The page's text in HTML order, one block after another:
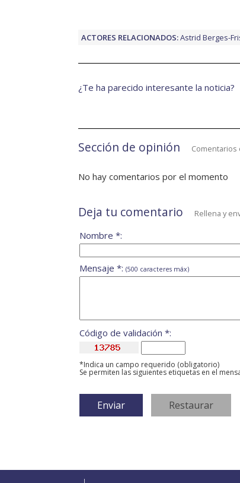
ACTORES RELACIONADOS:Astrid Berges-
¿Te ha parecido interesante la noticia?
Sección de opinión
No hay comentarios por el momento
Deja tu comentario Rellena y
Nombre *:
Mensaje *: (500 caracteres máx)
Código de validación *:
*Indica un campo requerido (obligatorio)
Se permiten las siguientes etiquetas en el